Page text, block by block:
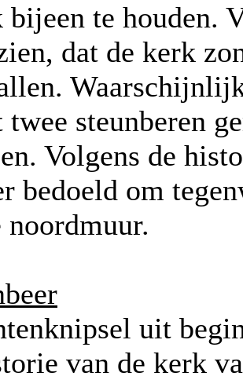
te houden.
dat de kerk
steunberen
Volgens de
bedoeld om
noordmuur.
uit
van de kerk